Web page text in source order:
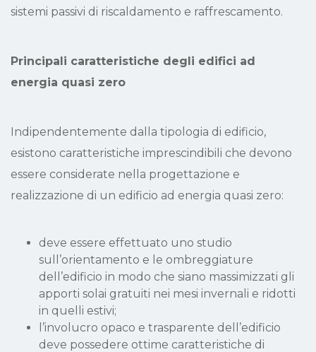
sistemi passivi di riscaldamento e raffrescamento.
Principali caratteristiche degli edifici ad
energia quasi zero
Indipendentemente dalla tipologia di edificio,
esistono caratteristiche imprescindibili che devono
essere considerate nella progettazione e
realizzazione di un edificio ad energia quasi zero:
deve essere effettuato uno studio
sull’orientamento e le ombreggiature
dell’edificio in modo che siano massimizzati gli
apporti solai gratuiti nei mesi invernali e ridotti
in quelli estivi;
l’involucro opaco e trasparente dell’edificio
deve possedere ottime caratteristiche di